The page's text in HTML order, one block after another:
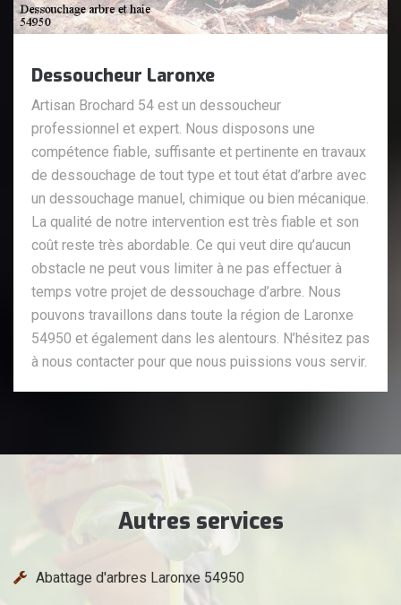
Dessoucheur Laronxe
Artisan Brochard 54 est un dessoucheur
professionnel et expert. Nous disposons une
compétence fiable, suffisante et pertinente en travaux
de dessouchage de tout type et tout état d’arbre avec
un dessouchage manuel, chimique ou bien mécanique.
La qualité de notre intervention est très fiable et son
coût reste très abordable. Ce qui veut dire qu’aucun
obstacle ne peut vous limiter à ne pas effectuer à
temps votre projet de dessouchage d’arbre. Nous
pouvons travaillons dans toute la région de Laronxe
54950 et également dans les alentours. N’hésitez pas
à nous contacter pour que nous puissions vous servir.
Autres services
Abattage d'arbres Laronxe 54950